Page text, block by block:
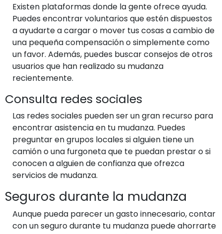
Existen plataformas donde la gente ofrece ayuda.
Puedes encontrar voluntarios que estén dispuestos
a ayudarte a cargar o mover tus cosas a cambio de
una pequeña compensación o simplemente como
un favor. Además, puedes buscar consejos de otros
usuarios que han realizado su mudanza
recientemente.
Consulta redes sociales
Las redes sociales pueden ser un gran recurso para
encontrar asistencia en tu mudanza. Puedes
preguntar en grupos locales si alguien tiene un
camión o una furgoneta que te puedan prestar o si
conocen a alguien de confianza que ofrezca
servicios de mudanza.
Seguros durante la mudanza
Aunque pueda parecer un gasto innecesario, contar
con un seguro durante tu mudanza puede ahorrarte